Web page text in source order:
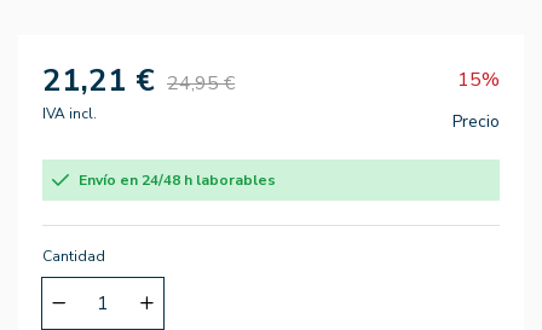
21,21 € 24,95 € 15%
IVA incl. Precio
Envío en 24/48 h laborables
Cantidad